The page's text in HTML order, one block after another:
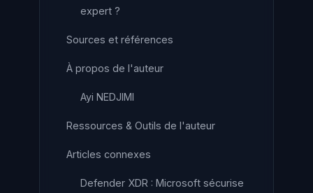
expert ?
Sources et références
À propos de l'auteur
Ayi NEDJIMI
Ressources & Outils de l'auteur
Articles connexes
Defender XDR : Microsoft sécurise